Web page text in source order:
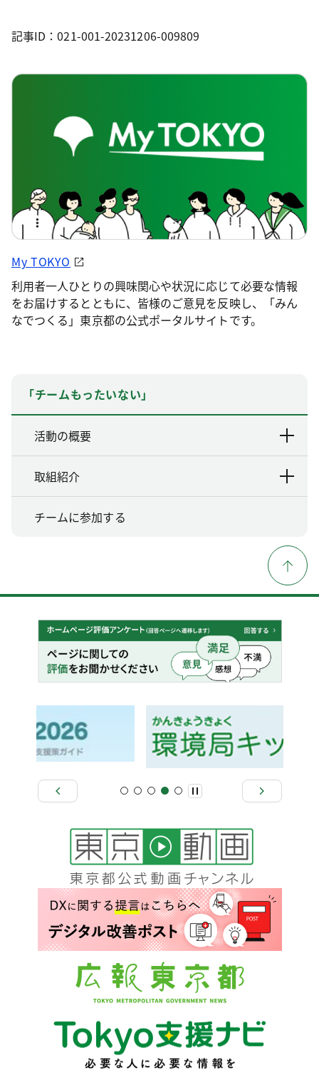
記事ID：021-001-20231206-009809
My TOKYO
利用者一人ひとりの興味関心や状況に応じて必要な情報
をお届けするとともに、皆様のご意見を反映し、「みん
なでつくる」東京都の公式ポータルサイトです。
「チームもったいない」
活動の概要
取組紹介
チームに参加する